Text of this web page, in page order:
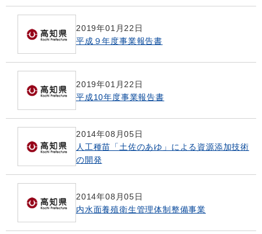
2019年01月22日
平成９年度事業報告書
2019年01月22日
平成10年度事業報告書
2014年08月05日
人工種苗「土佐のあゆ」による資源添加技術
の開発
2014年08月05日
内水面養殖衛生管理体制整備事業